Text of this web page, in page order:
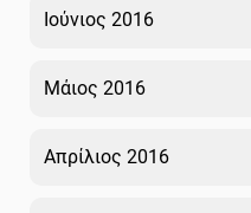
Ιούνιος 2016
Μάιος 2016
Απρίλιος 2016